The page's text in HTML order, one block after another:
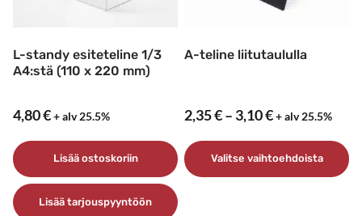
L-standy esiteteline 1/3
A4:stä (110 x 220 mm)
4,80€+ alv 25.5%
Lisää ostoskoriin
Lisää tarjouspyyntöön
A-teline liitutaululla
2,35€– 3,10€Hintaluokka:
–
3,10 €
+ alv 25.5%
Valitse vaihtoehdoista